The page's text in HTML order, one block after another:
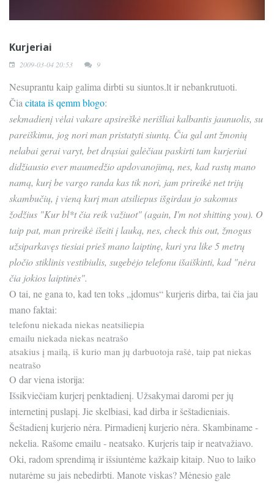
Kurjeriai
2009-03-04 20:53 9
Nesuprantu kaip galima dirbti su siuntos.lt ir nebankrutuoti.
Čia citata iš qemm blogo:
sekmadienį vėlai vakare apsireškė nerišliai kalbantis jaunuolis, su
pareiškimu, jog nori man pristatyti siuntą. Čia gal ant žmonių
nelabai gerai varyt, bet drąsiai galėčiau paskirti tam kurjeriui
didžiausio ever maumedžio apdovanojimą, nes, kad rastų mano
namą, kurį be vargo randa kas tik nori, jam prireikė net trijų
skambučių, į vieną kurį man atsiliepus išgirdau jo sakomus
žodžius "Kur bl*t čia reik važiuot" (again, I'm not shitting you). O
taip pat, man prireikė išeiti į lauką, nes, check this out, žmogus
užsiparkavęs tiesiai prieš mano laiptinę, kuri yra like 5 metrų
pločio stiklinis vestibiulis, sugebėjo telefonu išaiškinti, kad "nėra
čia jokios laiptinės".
O tai, ne gana to, kad ten toks „įdomus“ kurjeris dirba, tai čia jau
mano faktai:
telefonu niekada niekas neatsiliepia
emailu niekada niekas neatrašo
atsakius į mailą, iš kurio man jų darbuotoja rašė, taip pat niekas
neatrašo
O dar viena istorija:
Išsikviečiam kurjerį penktadienį. Užsakymai daromi per jų
internetinį puslapį. Jie skelbiasi, kad dirba ir šeštadieniais.
Šeštadienį kurjerio nėra. Pirmadienį kurjerio nėra. Skambiname -
nekelia. Rašome emailu - neatsako. Kurjeris taip ir neatvažiavo.
Oki, radom sprendimą ir išsiuntėme kažkaip kitaip. Nuo to laiko
nutarėme su jais nebedirbti. Manote viskas? Mėnesio gale